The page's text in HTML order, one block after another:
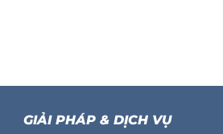
GIẢI PHÁP & DỊCH VỤ